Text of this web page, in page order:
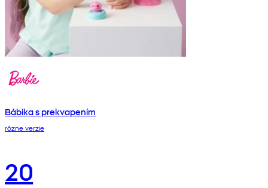
Bábika s prekvapením
rôzne verzie
20